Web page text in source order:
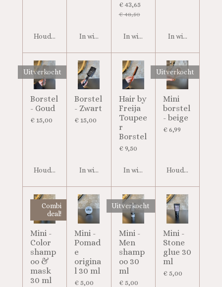
Houd mij op de hoogteIn winkelwagen
€ 43,65
€ 48,50
In winkelwagenIn winkelwagen
Uitverkocht
Borstel
- Goud
€ 15,00
Houd mij op de hoogte
Borstel
- Zwart
€ 15,00
In winkelwagen
Hair by
Freija
Toupee
r
Borstel
€ 9,50
In winkelwagen
Uitverkocht
Mini
borstel
- beige
€ 6,99
Houd mij op de
Combi
deal!
Mini -
Color
shamp
oo &
mask
30 ml
Mini -
Pomad
e
origina
l 30 ml
€ 5,00
Uitverkocht
Mini -
Men
shamp
oo 30
ml
€ 5,00
Mini -
Stone
glue 30
ml
€ 5,00